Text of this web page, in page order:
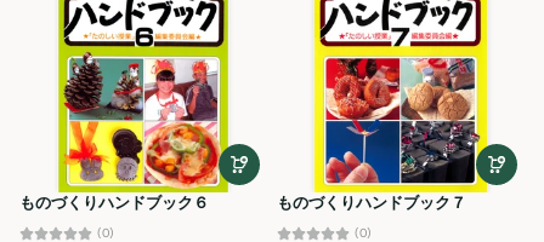
ものづくりハンドブック６
(0)
ものづくりハンドブック７
(0)